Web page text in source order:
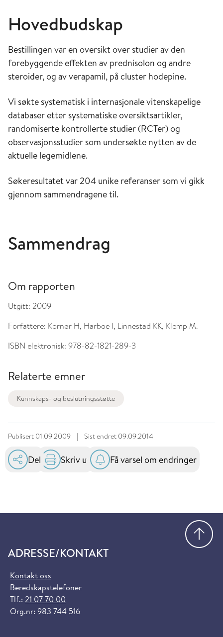
Hovedbudskap
Bestillingen var en oversikt over studier av den
forebyggende effekten av prednisolon og andre
steroider, og av verapamil, på cluster hodepine.
Vi søkte systematisk i internasjonale vitenskapelige
databaser etter systematiske oversiktsartikler,
randomiserte kontrollerte studier (RCTer) og
observasjonsstudier som undersøkte nytten av de
aktuelle legemidlene.
Søkeresultatet var 204 unike referanser som vi gikk
gjennom sammendragene til.
Sammendrag
Om rapporten
Utgitt: 2009
Forfattere: Kornør H, Harboe I, Linnestad KK, Klemp M.
ISBN elektronisk: 978-82-1821-289-3
Relaterte emner
Kunnskaps- og beslutningsstøtte
Publisert 01.09.2009 | Sist endret 09.09.2014
Del Skriv ut Få varsel om endringer
ADRESSE/KONTAKT
Kontakt oss
Beredskapstelefoner
Tlf.: 21 07 70 00
Org.nr: 983 744 516